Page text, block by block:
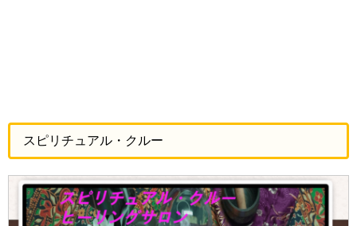
スピリチュアル・クルー